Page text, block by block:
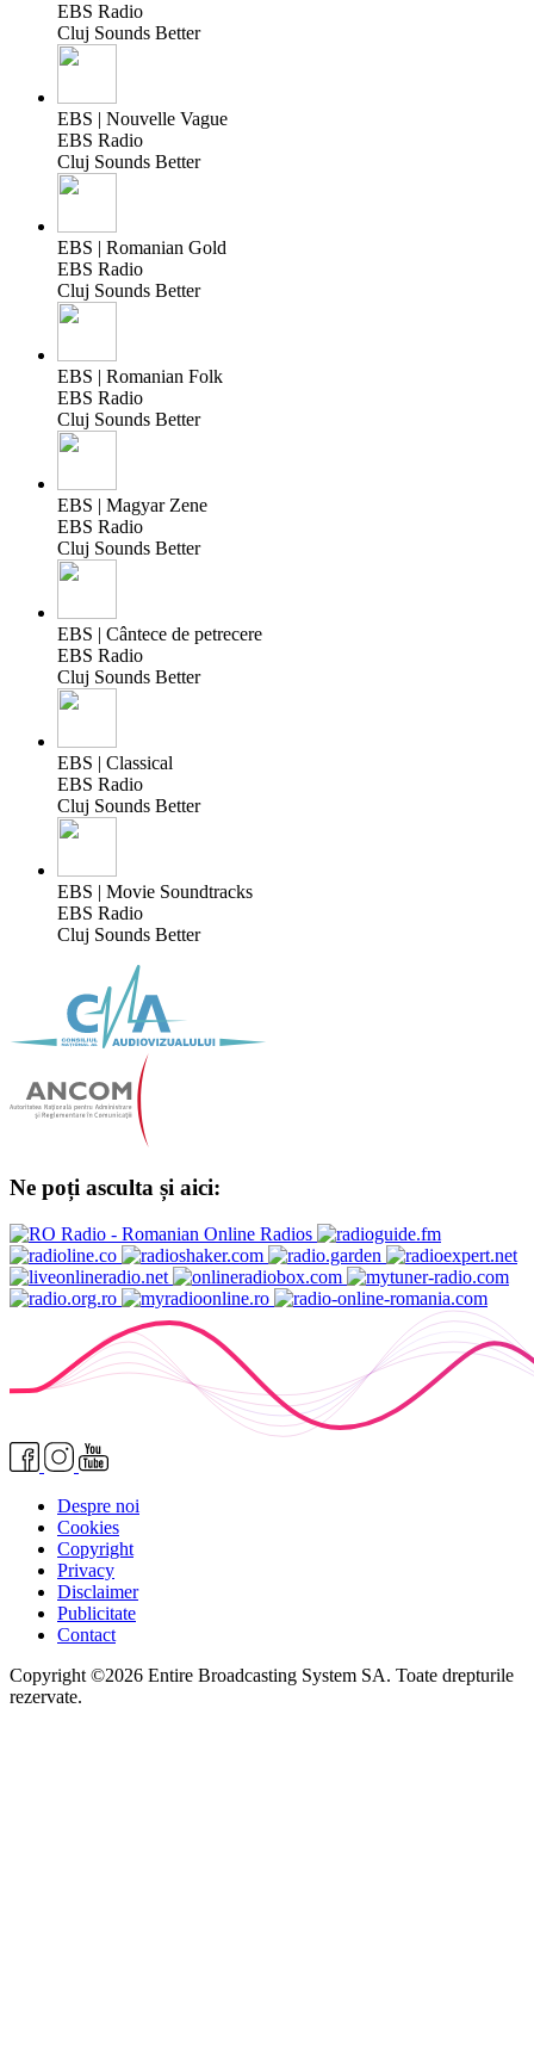
EBS Radio
Cluj Sounds Better
EBS | Nouvelle Vague
EBS Radio
Cluj Sounds Better
EBS | Romanian Gold
EBS Radio
Cluj Sounds Better
EBS | Romanian Folk
EBS Radio
Cluj Sounds Better
EBS | Magyar Zene
EBS Radio
Cluj Sounds Better
EBS | Cântece de petrecere
EBS Radio
Cluj Sounds Better
EBS | Classical
EBS Radio
Cluj Sounds Better
EBS | Movie Soundtracks
EBS Radio
Cluj Sounds Better
Ne poți asculta și aici:
Despre noi
Cookies
Copyright
Privacy
Disclaimer
Publicitate
Contact
Copyright ©2026 Entire Broadcasting System SA. Toate drepturile
rezervate.